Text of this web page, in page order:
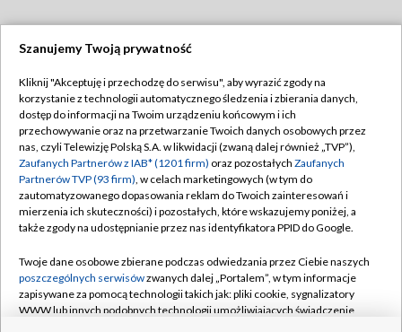
TVP
Abonament TVP
Emisja w TVP
Centrum informacji TVP
Naziemna Telewizja Cyfrowa
Rada Programowa
System NOS
Regulamin TVP
Polityka prywatności
Moje zgody
Pomoc
Kontakt
Szanujemy Twoją prywatność
Kliknij "Akceptuję i przechodzę do serwisu", aby wyrazić zgody na
korzystanie z technologii automatycznego śledzenia i zbierania danych,
dostęp do informacji na Twoim urządzeniu końcowym i ich
przechowywanie oraz na przetwarzanie Twoich danych osobowych przez
nas, czyli Telewizję Polską S.A. w likwidacji (zwaną dalej również „TVP”),
Zaufanych Partnerów z IAB* (1201 firm) oraz pozostałych Zaufanych
Partnerów TVP (93 firm), w celach marketingowych (w tym do
zautomatyzowanego dopasowania reklam do Twoich zainteresowań i
mierzenia ich skuteczności) i pozostałych, które wskazujemy poniżej, a
także zgody na udostępnianie przez nas identyfikatora PPID do Google.
Twoje dane osobowe zbierane podczas odwiedzania przez Ciebie naszych
poszczególnych serwisówzwanych dalej „Portalem”, w tym informacje
zapisywane za pomocą technologii takich jak: pliki cookie, sygnalizatory
WWW lub innych podobnych technologii umożliwiających świadczenie